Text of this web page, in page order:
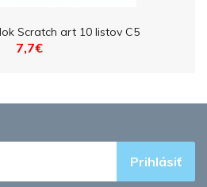
Scratch art 10 listov C5
7,7€
Prihlásiť